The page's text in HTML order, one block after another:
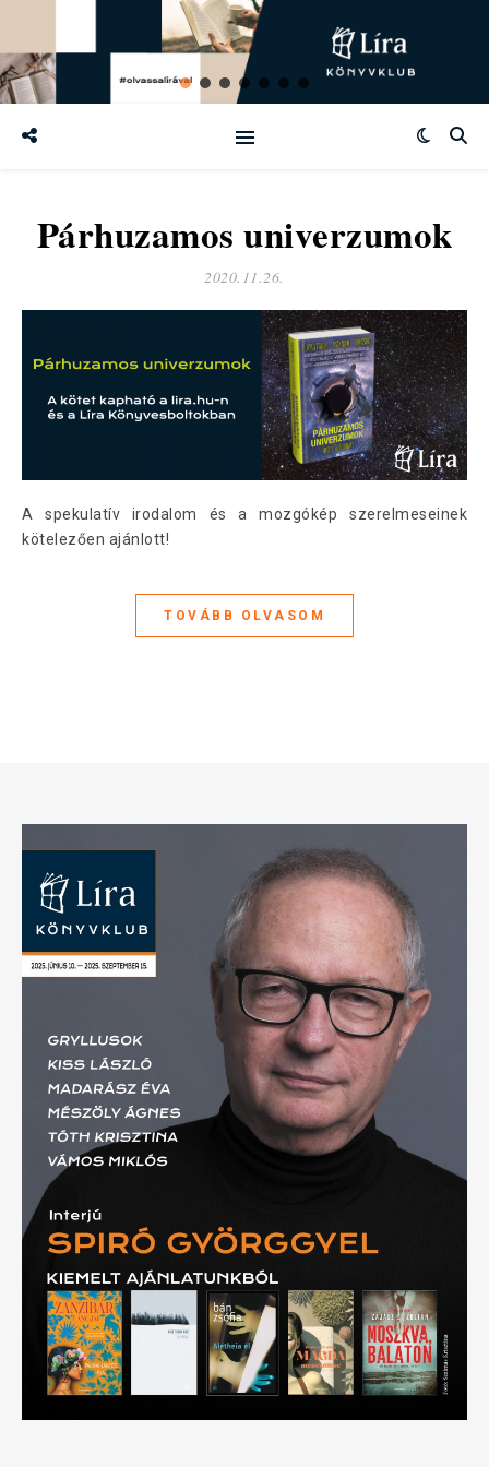
Párhuzamos univerzumok
2020.11.26.
A spekulatív irodalom és a mozgókép szerelmeseinek
kötelezően ajánlott!
TOVÁBB OLVASOM